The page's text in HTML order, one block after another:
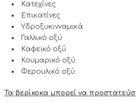
Κατεχίνες
Επικατίνες
Υδροξυκινναμικά
Γαλλικό οξύ
Καφεϊκό οξύ
Κουμαρικό οξύ
Φερουλικό οξύ
Τα βερίκοκα μπορεί να